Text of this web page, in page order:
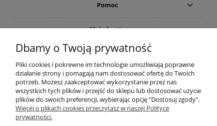
Pomoc
Moje konto
Płatności i dostawa
Informacje
O nas
Dbamy o Twoją prywatność
Pliki cookies i pokrewne im technologie umożliwiają poprawne
działanie strony i pomagają nam dostosować ofertę do Twoich
potrzeb. Możesz zaakceptować wykorzystanie przez nas
wszystkich tych plików i przejść do sklepu lub dostosować użycie
plików do swoich preferencji, wybierając opcję "Dostosuj zgody".
Więcej o plikach cookies przeczytasz w naszej Polityce
prywatności.